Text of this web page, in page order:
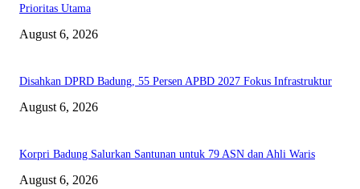
Prioritas Utama
August 6, 2026
Disahkan DPRD Badung, 55 Persen APBD 2027 Fokus Infrastruktur
August 6, 2026
Korpri Badung Salurkan Santunan untuk 79 ASN dan Ahli Waris
August 6, 2026